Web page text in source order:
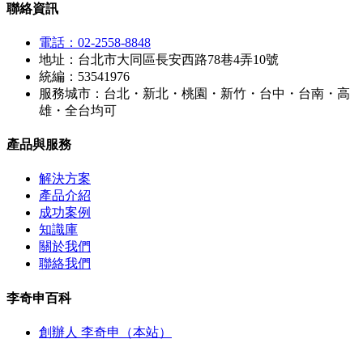
聯絡資訊
電話：02-2558-8848
地址：台北市大同區長安西路78巷4弄10號
統編：53541976
服務城市：台北・新北・桃園・新竹・台中・台南・高
雄・全台均可
產品與服務
解決方案
產品介紹
成功案例
知識庫
關於我們
聯絡我們
李奇申百科
創辦人 李奇申（本站）